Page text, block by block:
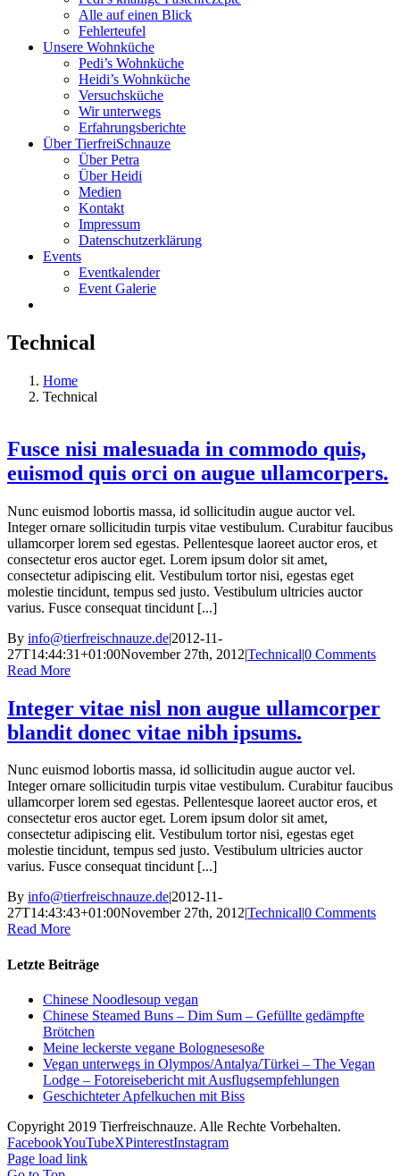
Alle auf einen Blick
Fehlerteufel
Unsere Wohnküche
Pedi’s Wohnküche
Heidi’s Wohnküche
Versuchsküche
Wir unterwegs
Erfahrungsberichte
Über TierfreiSchnauze
Über Petra
Über Heidi
Medien
Kontakt
Impressum
Datenschutzerklärung
Events
Eventkalender
Event Galerie
Technical
Home
Technical
Fusce nisi malesuada in commodo quis,
euismod quis orci on augue ullamcorpers.
Nunc euismod lobortis massa, id sollicitudin augue auctor vel.
Integer ornare sollicitudin turpis vitae vestibulum. Curabitur faucibus
ullamcorper lorem sed egestas. Pellentesque laoreet auctor eros, et
consectetur eros auctor eget. Lorem ipsum dolor sit amet,
consectetur adipiscing elit. Vestibulum tortor nisi, egestas eget
molestie tincidunt, tempus sed justo. Vestibulum ultricies auctor
varius. Fusce consequat tincidunt [...]
By info@tierfreischnauze.de|2012-11-
27T14:44:31+01:00November 27th, 2012|Technical|0 Comments
Read More
Integer vitae nisl non augue ullamcorper
blandit donec vitae nibh ipsums.
Nunc euismod lobortis massa, id sollicitudin augue auctor vel.
Integer ornare sollicitudin turpis vitae vestibulum. Curabitur faucibus
ullamcorper lorem sed egestas. Pellentesque laoreet auctor eros, et
consectetur eros auctor eget. Lorem ipsum dolor sit amet,
consectetur adipiscing elit. Vestibulum tortor nisi, egestas eget
molestie tincidunt, tempus sed justo. Vestibulum ultricies auctor
varius. Fusce consequat tincidunt [...]
By info@tierfreischnauze.de|2012-11-
27T14:43:43+01:00November 27th, 2012|Technical|0 Comments
Read More
Letzte Beiträge
Chinese Noodlesoup vegan
Chinese Steamed Buns – Dim Sum – Gefüllte gedämpfte
Brötchen
Meine leckerste vegane Bolognesesoße
Vegan unterwegs in Olympos/Antalya/Türkei – The Vegan
Lodge – Fotoreisebericht mit Ausflugsempfehlungen
Geschichteter Apfelkuchen mit Biss
Copyright 2019 Tierfreischnauze. Alle Rechte Vorbehalten.
FacebookYouTubeXPinterestInstagram
Page load link